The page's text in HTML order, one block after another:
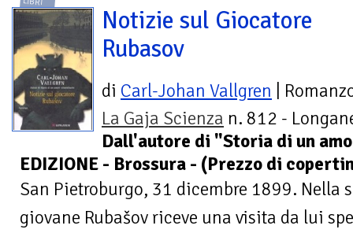
Notizie sul Giocatore
Rubasov
di Carl-Johan Vallgren |
La Gaja Scienza n. 812 -
Dall'autore di "Storia di un
EDIZIONE - Brossura - (Prezzo di
San Pietroburgo, 31 dicembre 1899. Nella
giovane Rubašov riceve una visita da lui